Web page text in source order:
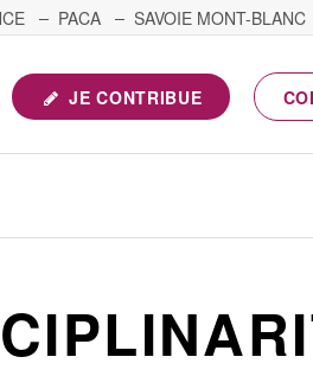
PACA SAVOIE MONT-BLANC
JE CONTRIBUE